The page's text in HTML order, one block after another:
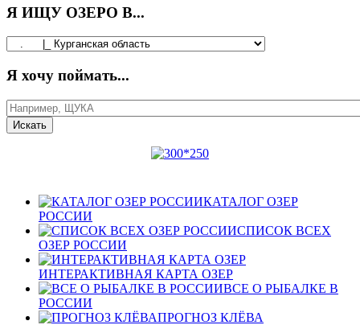
Я ИЩУ ОЗЕРО В...
Я хочу поймать...
КАТАЛОГ ОЗЕР
РОССИИ
СПИСОК ВСЕХ
ОЗЕР РОССИИ
ИНТЕРАКТИВНАЯ КАРТА ОЗЕР
ВСЕ О РЫБАЛКЕ В
РОССИИ
ПРОГНОЗ КЛЁВА